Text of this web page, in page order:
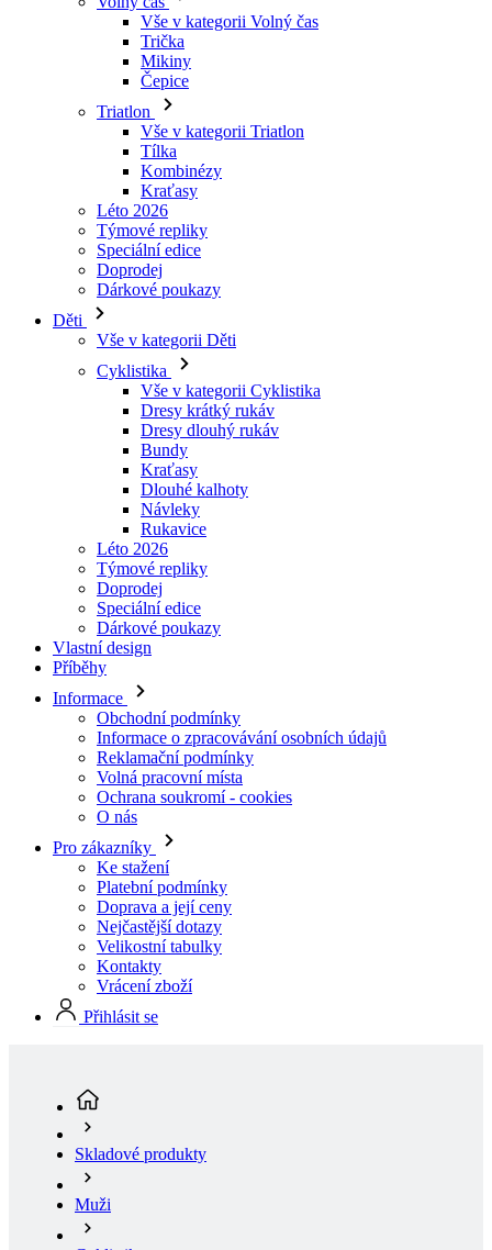
Triatlon
Vše v kategorii Triatlon
Tílka
Kombinézy
Kraťasy
Léto 2026
Týmové repliky
Speciální edice
Doprodej
Dárkové poukazy
Děti
Vše v kategorii Děti
Cyklistika
Vše v kategorii Cyklistika
Dresy dlouhý rukáv
Bundy
Kraťasy
Dlouhé kalhoty
Návleky
Rukavice
Léto 2026
Týmové repliky
Doprodej
Speciální edice
Dárkové poukazy
Vlastní design
Příběhy
Informace
Obchodní podmínky
Informace o zpracovávání osobních údajů
Reklamační podmínky
Volná pracovní místa
Ochrana soukromí - cookies
O nás
Pro zákazníky
Ke stažení
Platební podmínky
Doprava a její ceny
Nejčastější dotazy
Velikostní tabulky
Kontakty
Vrácení zboží
Přihlásit se
Muži
Cyklistika
Bundy